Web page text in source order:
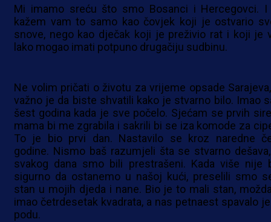
Mi imamo sreću što smo Bosanci i Hercegovci. I
kažem vam to samo kao čovjek koji je ostvario
snove, nego kao dječak koji je preživio rat i koji je
lako mogao imati potpuno drugačiju sudbinu.
Ne volim pričati o životu za vrijeme opsade
važno je da biste shvatili kako je stvarno bilo. Imao
šest godina kada je sve počelo. Sjećam se prvih
mama bi me zgrabila i sakrili bi se iza komode za
To je bio prvi dan. Nastavilo se kroz naredne
godine. Nismo baš razumjeli šta se stvarno
svakog dana smo bili prestrašeni. Kada više nije
sigurno da ostanemo u našoj kući, preselili smo
stan u mojih djeda i nane. Bio je to mali stan,
imao četrdesetak kvadrata, a nas petnaest spavalo
podu.